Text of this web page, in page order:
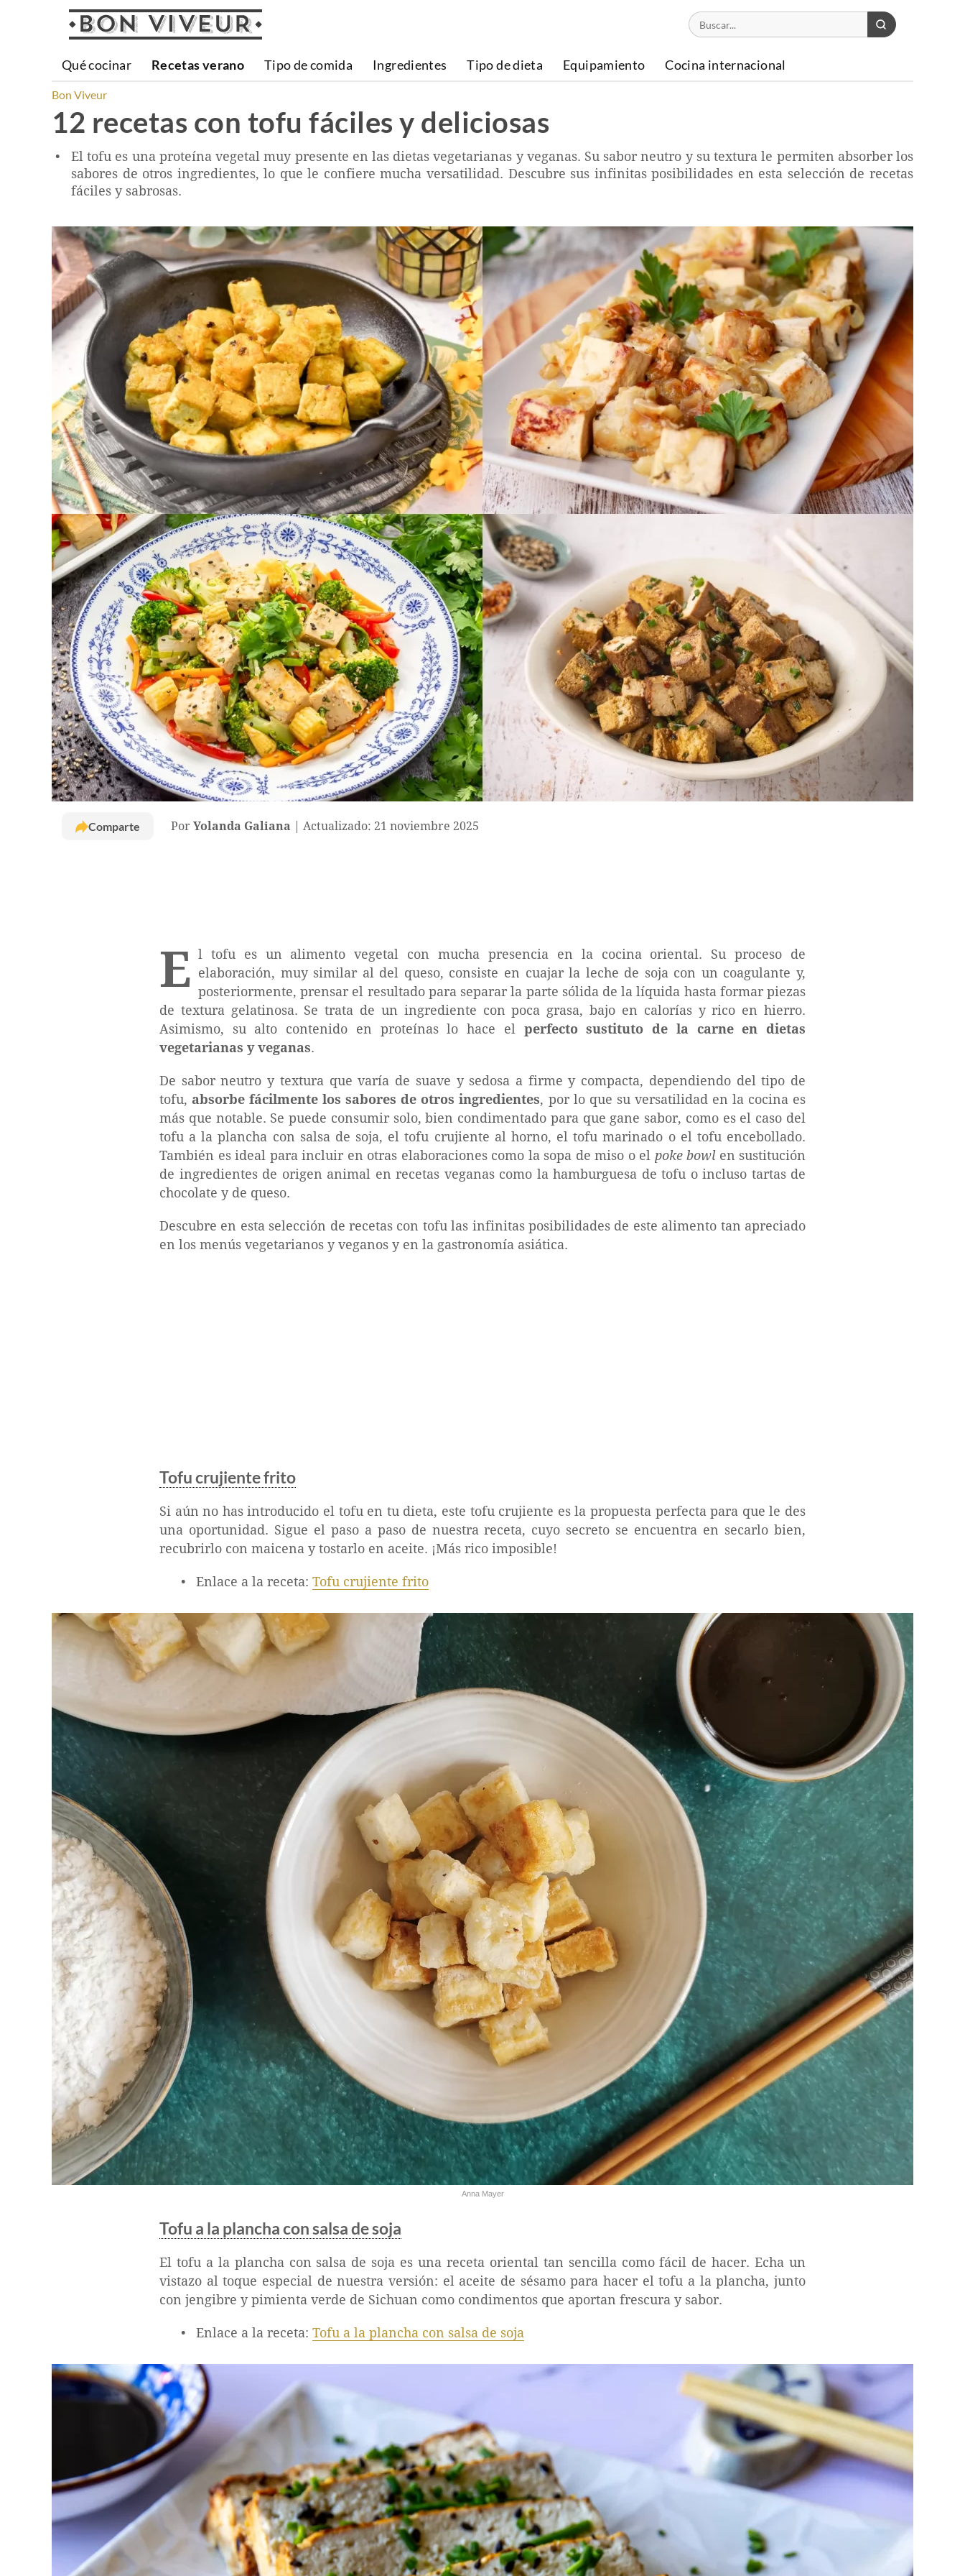
Qué cocinar Recetas verano Tipo de comida Ingredientes Tipo de dieta Equipamiento Cocina internacional
Bon Viveur
12 recetas con tofu fáciles y deliciosas
El tofu es una proteína vegetal muy presente en las dietas vegetarianas y veganas. Su sabor neutro y su textura le permiten absorber los
sabores de otros ingredientes, lo que le confiere mucha versatilidad. Descubre sus infinitas posibilidades en esta selección de recetas
fáciles y sabrosas.
Comparte Por Yolanda Galiana Actualizado: 21 noviembre 2025
E l tofu es un alimento vegetal con mucha presencia en la cocina oriental. Su proceso de
elaboración, muy similar al del queso, consiste en cuajar la leche de soja con un coagulante y,
posteriormente, prensar el resultado para separar la parte sólida de la líquida hasta formar piezas
de textura gelatinosa. Se trata de un ingrediente con poca grasa, bajo en calorías y rico en hierro.
Asimismo, su alto contenido en proteínas lo hace el perfecto sustituto de la carne en dietas
vegetarianas y veganas.
De sabor neutro y textura que varía de suave y sedosa a firme y compacta, dependiendo del tipo de
tofu, absorbe fácilmente los sabores de otros ingredientes, por lo que su versatilidad en la cocina es
más que notable. Se puede consumir solo, bien condimentado para que gane sabor, como es el caso del
tofu a la plancha con salsa de soja, el tofu crujiente al horno, el tofu marinado o el tofu encebollado.
También es ideal para incluir en otras elaboraciones como la sopa de miso o el poke bowlen sustitución
de ingredientes de origen animal en recetas veganas como la hamburguesa de tofu o incluso tartas de
chocolate y de queso.
Descubre en esta selección de recetas con tofu las infinitas posibilidades de este alimento tan apreciado
en los menús vegetarianos y veganos y en la gastronomía asiática.
Tofu crujiente frito
Si aún no has introducido el tofu en tu dieta, este tofu crujiente es la propuesta perfecta para que le des
una oportunidad. Sigue el paso a paso de nuestra receta, cuyo secreto se encuentra en secarlo bien,
recubrirlo con maicena y tostarlo en aceite. ¡Más rico imposible!
Enlace a la receta: Tofu crujiente frito
Anna Mayer
Tofu a la plancha con salsa de soja
El tofu a la plancha con salsa de soja es una receta oriental tan sencilla como fácil de hacer. Echa un
vistazo al toque especial de nuestra versión: el aceite de sésamo para hacer el tofu a la plancha, junto
con jengibre y pimienta verde de Sichuan como condimentos que aportan frescura y sabor.
Enlace a la receta: Tofu a la plancha con salsa de soja